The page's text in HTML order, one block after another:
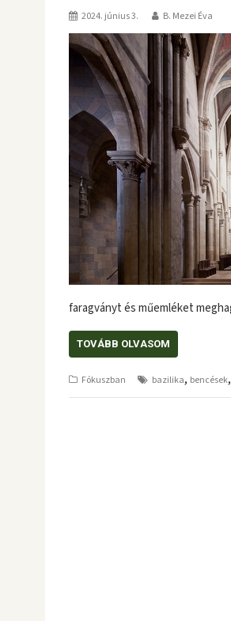
2024. június 3. B. Mezei Éva
faragványt és műemléket
TOVÁBB OLVASOM
Fókuszban bazilika, bencések,